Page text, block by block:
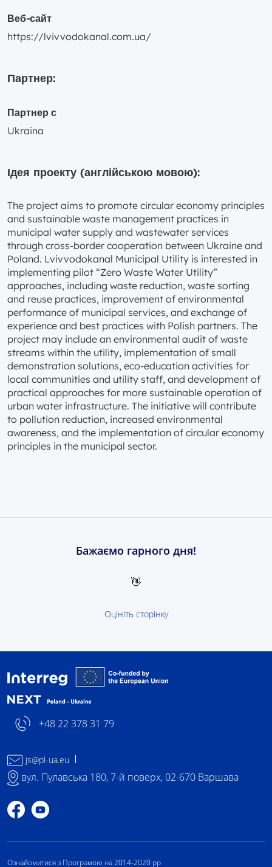
Веб-сайт
https://lvivvodokanal.com.ua/
Партнер:
Партнер с
Ukraina
Ідея проекту (англійською мовою):
The project aims to promote circular economy principles
and sustainable waste management practices in
municipal water supply and wastewater services
through cross-border cooperation between Ukraine and
Poland. Lvivvodokanal Municipal Utility is interested in
implementing pilot “Zero Waste Water Utility”
approaches, including waste reduction, waste sorting
and reuse practices, improvement of environmental
performance of municipal services, and exchange of
experience and best practices with Polish partners. The
project may include an environmental audit of waste
streams within the utility, implementation of small
demonstration solutions, eco-education activities for
local communities and utility staff, and development of
practical approaches for more sustainable operation of
urban water infrastructure. The initiative will contribute
to pollution reduction, increased environmental
awareness, and the implementation of circular economy
principles in the municipal sector.
Бажаємо гарного дня!
👋
Оцініть сторінку
+48 22 378 31 79
js@pl-ua.eu
вул. Пулавська 180, 7-й поверх, 02-670 Варшава
Профіль на Facebook
Профіль на YouTube
Ознайомитися з Програмою на 2014-2020 рр